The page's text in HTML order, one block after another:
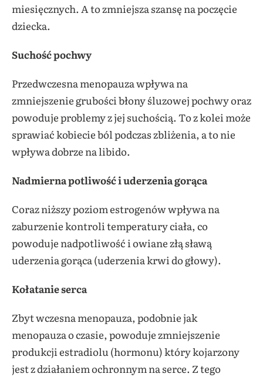
miesięcznych. A to zmniejsza szansę na poczęcie
dziecka.
Suchość pochwy
Przedwczesna menopauza wpływa na
zmniejszenie grubości błony śluzowej pochwy oraz
powoduje problemy z jej suchością. To z kolei może
sprawiać kobiecie ból podczas zbliżenia, a to nie
wpływa dobrze na libido.
Nadmierna potliwość i uderzenia gorąca
Coraz niższy poziom estrogenów wpływa na
zaburzenie kontroli temperatury ciała, co
powoduje nadpotliwość i owiane złą sławą
uderzenia gorąca (uderzenia krwi do głowy).
Kołatanie serca
Zbyt wczesna menopauza, podobnie jak
menopauza o czasie, powoduje zmniejszenie
produkcji estradiolu (hormonu) który kojarzony
jest z działaniem ochronnym na serce. Z tego